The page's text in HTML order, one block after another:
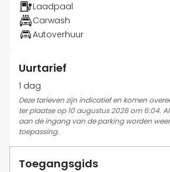
Laadpaal
Carwash
Autoverhuur
Uurtarief
1 dag
Deze tarieven zijn indicatief en komen
ter plaatse op 10 augustus 2026 om 6:04.
aan de ingang van de parking worden
toepassing.
Toegangsgids